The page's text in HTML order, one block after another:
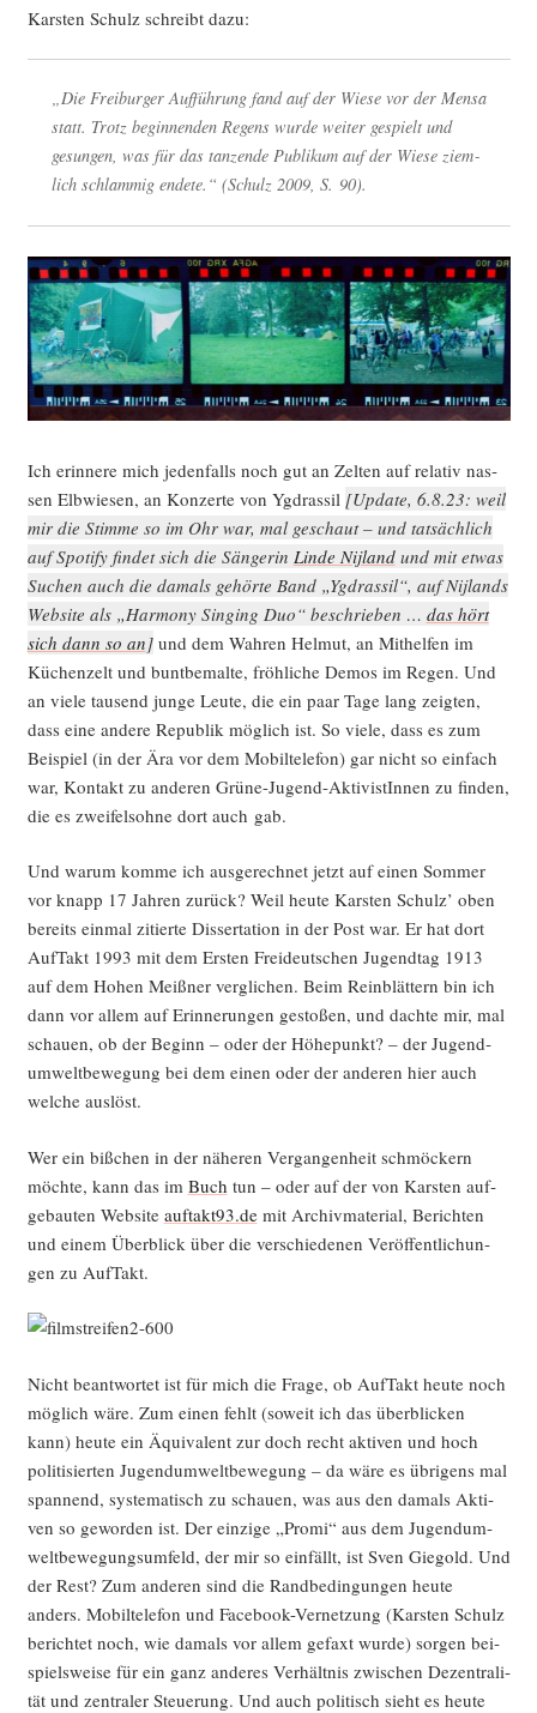
Kars­ten Schulz schreibt dazu:
„Die Frei­bur­ger Auf­füh­rung fand auf der Wie­se vor der Men­sa
statt. Trotz begin­nen­den Regens wur­de wei­ter gespielt und
gesun­gen, was für das tan­zen­de Publi­kum auf der Wie­se ziem­
lich schlam­mig ende­te.“ (Schulz 2009, S. 90).
Ich erin­ne­re mich jeden­falls noch gut an Zel­ten auf rela­tiv nas­
sen Elb­wie­sen, an Kon­zer­te von Ygd­ras­sil [Update, 6.8.23: weil
mir die Stim­me so im Ohr war, mal geschaut – und tat­säch­lich
auf Spo­ti­fy fin­det sich die Sän­ge­rin Lin­de Nij­landund mit etwas
Suchen auch die damals gehör­te Band „Ygd­ras­sil“, auf Nij­lands
Web­site als „Harm­o­ny Sin­ging Duo“ beschrie­ben … das hört
sich dann so an]und dem Wah­ren Hel­mut, an Mit­hel­fen im
Küchen­zelt und bunt­be­mal­te, fröh­li­che Demos im Regen. Und
an vie­le tau­send jun­ge Leu­te, die ein paar Tage lang zeig­ten,
dass eine ande­re Repu­blik mög­lich ist. So vie­le, dass es zum
Bei­spiel (in der Ära vor dem Mobil­te­le­fon) gar nicht so ein­fach
war, Kon­takt zu ande­ren Grü­ne-Jugend-Akti­vis­tIn­nen zu fin­den,
die es zwei­fels­oh­ne dort auch gab.
Und war­um kom­me ich aus­ge­rech­net jetzt auf einen Som­mer
vor knapp 17 Jah­ren zurück? Weil heu­te Kars­ten Schulz’ oben
bereits ein­mal zitier­te Dis­ser­ta­ti­on in der Post war. Er hat dort
Auf­Takt 1993 mit dem Ers­ten Frei­deut­schen Jugend­tag 1913
auf dem Hohen Meiß­ner ver­gli­chen. Beim Rein­blät­tern bin ich
dann vor allem auf Erin­ne­run­gen gesto­ßen, und dach­te mir, mal
schau­en, ob der Beginn – oder der Höhe­punkt? – der Jugend­
um­welt­be­we­gung bei dem einen oder der ande­ren hier auch
wel­che auslöst.
Wer ein biß­chen in der nähe­ren Ver­gan­gen­heit schmöckern
möch­te, kann das im Buch tun – oder auf der von Kars­ten auf­
ge­bau­ten Web­site auftakt93.demit Archiv­ma­te­ri­al, Berich­ten
und einem Über­blick über die ver­schie­de­nen Ver­öf­fent­li­chun­
gen zu AufTakt.
Nicht beant­wor­tet ist für mich die Fra­ge, ob Auf­Takt heu­te noch
mög­lich wäre. Zum einen fehlt (soweit ich das über­bli­cken
kann) heu­te ein Äqui­va­lent zur doch recht akti­ven und hoch
poli­ti­sier­ten Jugend­um­welt­be­we­gung – da wäre es übri­gens mal
span­nend, sys­te­ma­tisch zu schau­en, was aus den damals Akti­
ven so gewor­den ist. Der ein­zi­ge „Pro­mi“ aus dem Jugend­um­
welt­be­we­gungs­um­feld, der mir so ein­fällt, ist Sven Gie­gold. Und
der Rest? Zum ande­ren sind die Rand­be­din­gun­gen heu­te
anders. Mobil­te­le­fon und Face­book-Ver­net­zung (Kars­ten Schulz
berich­tet noch, wie damals vor allem gefaxt wur­de) sor­gen bei­
spiels­wei­se für ein ganz ande­res Ver­hält­nis zwi­schen Dezen­tra­li­
tät und zen­tra­ler Steue­rung. Und auch poli­tisch sieht es heu­te